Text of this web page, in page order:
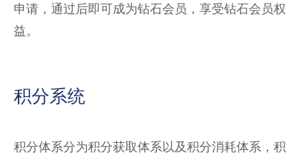
申请，通过后即可成为钻石会员，享受钻石会员权
益。
积分系统
积分体系分为积分获取体系以及积分消耗体系，积